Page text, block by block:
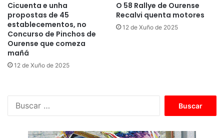
Cicuenta e unha
propostas de 45
establecementos, no
Concurso de Pinchos de
Ourense que comeza
mañá
12 de Xuño de 2025
O 58 Rallye de Ourense
Recalvi quenta motores
12 de Xuño de 2025
c